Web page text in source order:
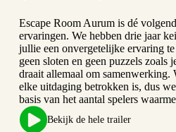
Escape Room Aurum is dé
ervaringen. We hebben drie jaar
jullie een onvergetelijke ervaring
geen sloten en geen puzzels zoals
draait allemaal om samenwerking.
elke uitdaging betrokken is, dus
basis van het aantal spelers
Bekijk de hele trailer